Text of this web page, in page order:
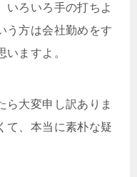
いろいろ手の打ちよ
う方は会社勤めをす
ますよ。
ら大変申し訳ありま
て、本当に素朴な疑